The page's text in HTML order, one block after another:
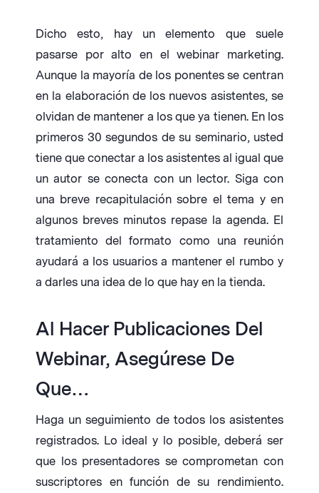
Dicho esto, hay un elemento que suele
pasarse por alto en el webinar marketing.
Aunque la mayoría de los ponentes se centran
en la elaboración de los nuevos asistentes, se
olvidan de mantener a los que ya tienen. En los
primeros 30 segundos de su seminario, usted
tiene que conectar a los asistentes al igual que
un autor se conecta con un lector. Siga con
una breve recapitulación sobre el tema y en
algunos breves minutos repase la agenda. El
tratamiento del formato como una reunión
ayudará a los usuarios a mantener el rumbo y
a darles una idea de lo que hay en la tienda.
Al Hacer Publicaciones Del
Webinar, Asegúrese De
Que…
Haga un seguimiento de todos los asistentes
registrados. Lo ideal y lo posible, deberá ser
que los presentadores se comprometan con
suscriptores en función de su rendimiento.